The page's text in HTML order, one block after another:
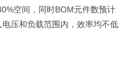
空间，同时BOM元件数预计
压和负载范围内，效率均不低